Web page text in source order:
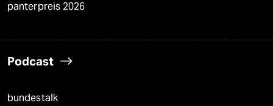
panterpreis 2026
Podcast
bundestalk